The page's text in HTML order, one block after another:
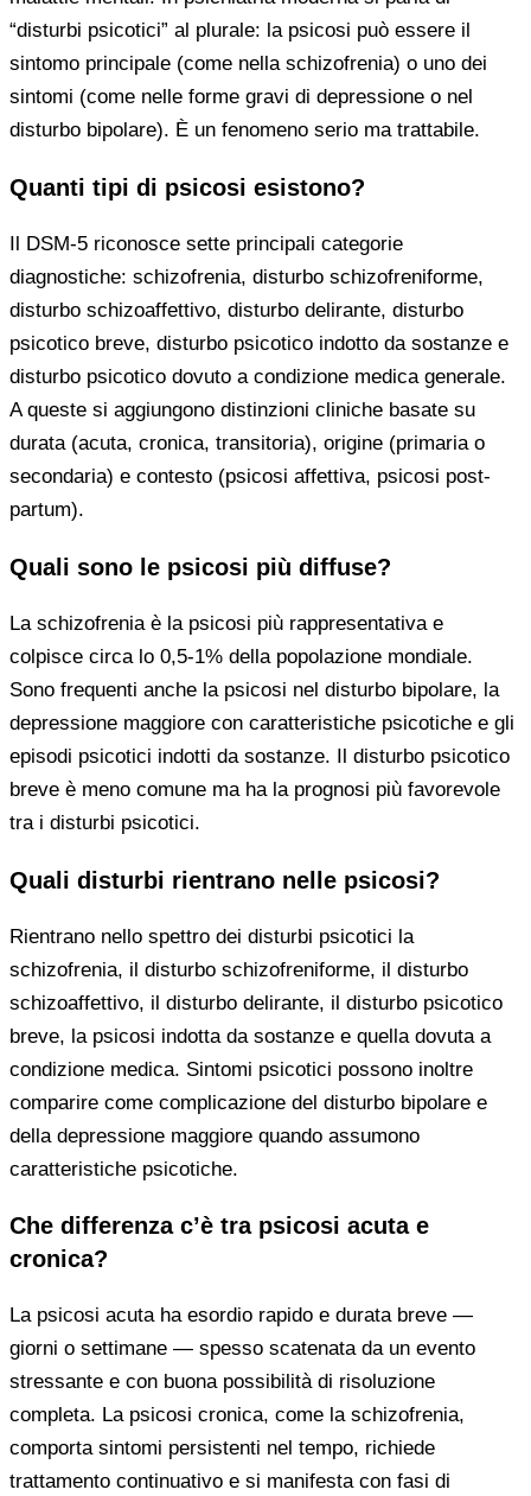
“disturbi psicotici” al plurale: la psicosi può essere il
sintomo principale (come nella schizofrenia) o uno dei
sintomi (come nelle forme gravi di depressione o nel
disturbo bipolare). È un fenomeno serio ma trattabile.
Quanti tipi di psicosi esistono?
Il DSM-5 riconosce sette principali categorie
diagnostiche: schizofrenia, disturbo schizofreniforme,
disturbo schizoaffettivo, disturbo delirante, disturbo
psicotico breve, disturbo psicotico indotto da sostanze e
disturbo psicotico dovuto a condizione medica generale.
A queste si aggiungono distinzioni cliniche basate su
durata (acuta, cronica, transitoria), origine (primaria o
secondaria) e contesto (psicosi affettiva, psicosi post-
partum).
Quali sono le psicosi più diffuse?
La schizofrenia è la psicosi più rappresentativa e
colpisce circa lo 0,5-1% della popolazione mondiale.
Sono frequenti anche la psicosi nel disturbo bipolare, la
depressione maggiore con caratteristiche psicotiche e gli
episodi psicotici indotti da sostanze. Il disturbo psicotico
breve è meno comune ma ha la prognosi più favorevole
tra i disturbi psicotici.
Quali disturbi rientrano nelle psicosi?
Rientrano nello spettro dei disturbi psicotici la
schizofrenia, il disturbo schizofreniforme, il disturbo
schizoaffettivo, il disturbo delirante, il disturbo psicotico
breve, la psicosi indotta da sostanze e quella dovuta a
condizione medica. Sintomi psicotici possono inoltre
comparire come complicazione del disturbo bipolare e
della depressione maggiore quando assumono
caratteristiche psicotiche.
Che differenza c’è tra psicosi acuta e
cronica?
La psicosi acuta ha esordio rapido e durata breve —
giorni o settimane — spesso scatenata da un evento
stressante e con buona possibilità di risoluzione
completa. La psicosi cronica, come la schizofrenia,
comporta sintomi persistenti nel tempo, richiede
trattamento continuativo e si manifesta con fasi di